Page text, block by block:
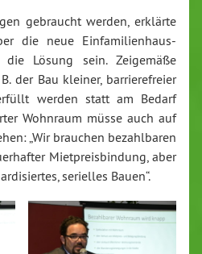
gebraucht werden, erklärte
die neue Einfamilienhaus-
Lösung sein. Zeigemäße
der Bau kleiner, barrierefreier
werden statt am Bedarf
Wohnraum müsse auch auf
„Wir brauchen bezahlbaren
Mietpreisbindung, aber
serielles Bauen“.